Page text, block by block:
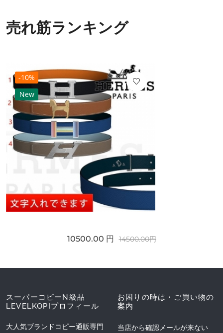
売れ筋ランキング
-10%
New
10500.00 円 14500.00円
スーパーコピーN級品
LEVELKOPIプロフィール
大人気ブランドコピー通販専門
お困りの時は・ご買い物の
案内
当店から確認メールが来ない